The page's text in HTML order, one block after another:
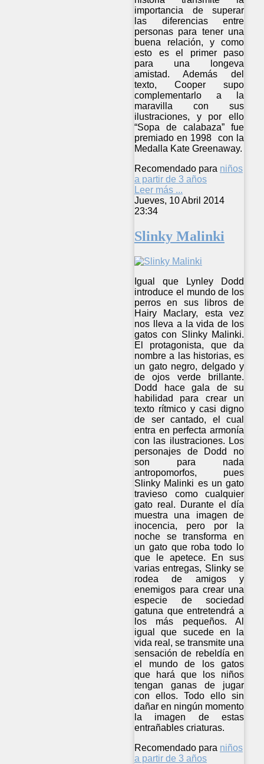
importancia de superar
las diferencias entre
personas para tener una
buena relación, y como
esto es el primer paso
para una longeva
amistad. Además del
texto, Cooper supo
complementarlo a la
maravilla con sus
ilustraciones, y por ello
“Sopa de calabaza” fue
premiado en 1998 con la
Medalla Kate Greenaway.
Recomendado para niños
a partir de 3 años
Leer más ...
Jueves, 10 Abril 2014
23:34
Slinky Malinki
Igual que Lynley Dodd
introduce el mundo de los
perros en sus libros de
Hairy Maclary, esta vez
nos lleva a la vida de los
gatos con Slinky Malinki.
El protagonista, que da
nombre a las historias, es
un gato negro, delgado y
de ojos verde brillante.
Dodd hace gala de su
habilidad para crear un
texto rítmico y casi digno
de ser cantado, el cual
entra en perfecta armonía
con las ilustraciones. Los
personajes de Dodd no
son para nada
antropomorfos, pues
Slinky Malinki es un gato
travieso como cualquier
gato real. Durante el día
muestra una imagen de
inocencia, pero por la
noche se transforma en
un gato que roba todo lo
que le apetece. En sus
varias entregas, Slinky se
rodea de amigos y
enemigos para crear una
especie de sociedad
gatuna que entretendrá a
los más pequeños. Al
igual que sucede en la
vida real, se transmite una
sensación de rebeldía en
el mundo de los gatos
que hará que los niños
tengan ganas de jugar
con ellos. Todo ello sin
dañar en ningún momento
la imagen de estas
entrañables criaturas.
Recomendado para niños
a partir de 3 años